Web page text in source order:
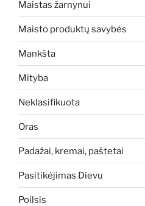
Maistas žarnynui
Maisto produktų savybės
Mankšta
Mityba
Neklasifikuota
Oras
Padažai, kremai, paštetai
Pasitikėjimas Dievu
Poilsis